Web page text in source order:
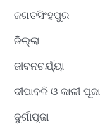
ଜଗତସିଂହପୁର
ଜିଲ୍ଲା
ଜୀବନଚର୍ଯ୍ୟା
ଦୀପାବଳି ଓ କାଳୀ ପୂଜା
ଦୁର୍ଗାପୂଜା